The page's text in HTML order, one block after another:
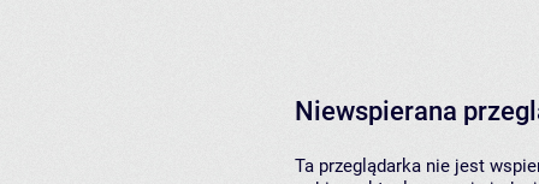
Niewspierana
Ta przeglądarka nie jest